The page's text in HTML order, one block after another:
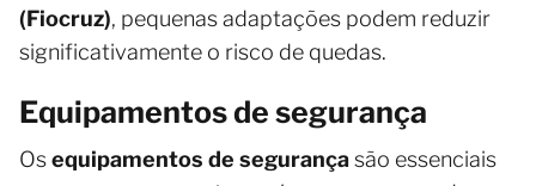
(Fiocruz), pequenas adaptações podem reduzir
significativamente o risco de quedas.
Equipamentos de segurança
Osequipamentos de segurançasão essenciais